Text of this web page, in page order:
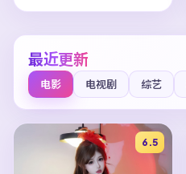
最近更新
电影 电视剧 综艺
6.5